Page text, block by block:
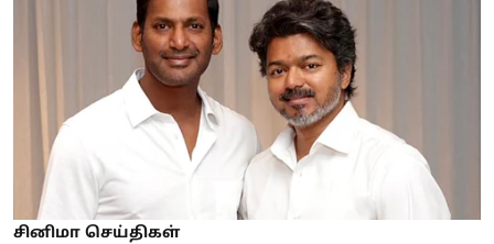
சினிமா செய்திகள்